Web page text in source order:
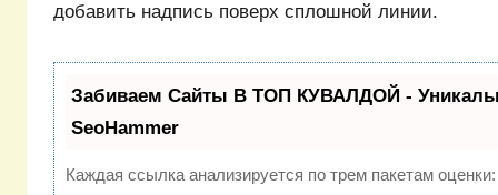
добавить надпись поверх сплошной линии.
Забиваем Сайты В ТОП КУВАЛДОЙ -
SeoHammer
Каждая ссылка анализируется по трем пакетам